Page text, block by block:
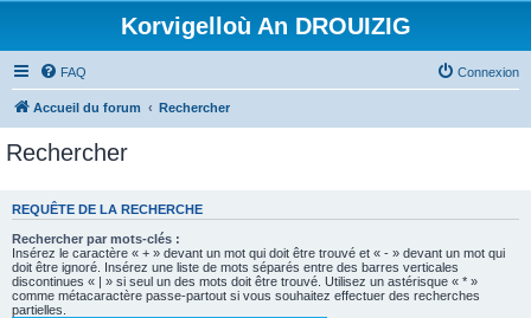
Korvigelloù An DROUIZIG
FAQ Connexion
Accueil du forum Rechercher
Rechercher
REQUÊTE DE LA RECHERCHE
Rechercher par mots-clés :
Insérez le caractère « + » devant un mot qui doit être trouvé et « - » devant un mot qui
doit être ignoré. Insérez une liste de mots séparés entre des barres verticales
discontinues « | » si seul un des mots doit être trouvé. Utilisez un astérisque « * »
comme métacaractère passe-partout si vous souhaitez effectuer des recherches
partielles.